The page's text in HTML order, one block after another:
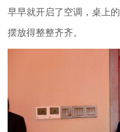
早早就开启了空调，桌上
摆放得整整齐齐。